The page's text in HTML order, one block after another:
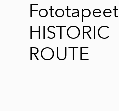
Fototapeet
HISTORIC
ROUTE